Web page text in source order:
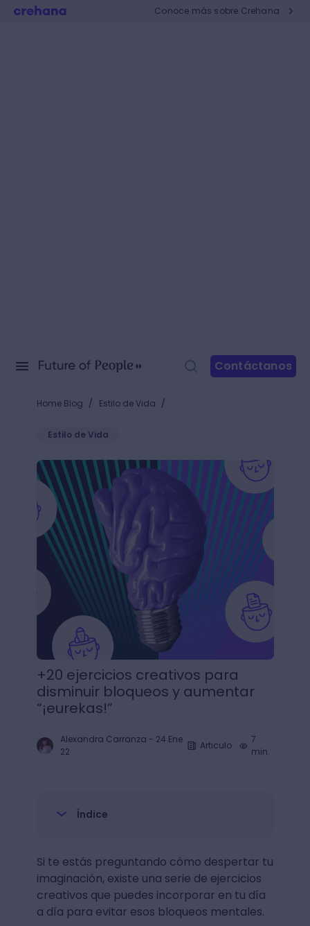
Conoce más sobre Crehana
Contáctanos
Home Blog / Estilo de Vida /
Estilo de Vida
+20 ejercicios creativos para disminuir bloqueos y
+20 ejercicios creativos para
disminuir bloqueos y aumentar
“¡eurekas!”
Alexandra Carranza - 24 Ene
22
Articulo
7
min.
Índice
Si te estás preguntando cómo despertar tu
imaginación, existe una serie de ejercicios
creativos que puedes incorporar en tu día
a día para evitar esos bloqueos mentales.